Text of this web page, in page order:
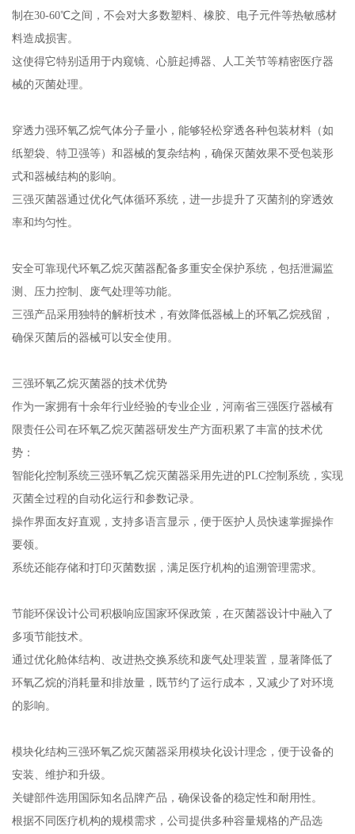
制在30-60℃之间，不会对大多数塑料、橡胶、电子元件等热敏感材
料造成损害。
这使得它特别适用于内窥镜、心脏起搏器、人工关节等精密医疗器
械的灭菌处理。
穿透力强环氧乙烷气体分子量小，能够轻松穿透各种包装材料（如
纸塑袋、特卫强等）和器械的复杂结构，确保灭菌效果不受包装形
式和器械结构的影响。
三强灭菌器通过优化气体循环系统，进一步提升了灭菌剂的穿透效
率和均匀性。
安全可靠现代环氧乙烷灭菌器配备多重安全保护系统，包括泄漏监
测、压力控制、废气处理等功能。
三强产品采用独特的解析技术，有效降低器械上的环氧乙烷残留，
确保灭菌后的器械可以安全使用。
三强环氧乙烷灭菌器的技术优势
作为一家拥有十余年行业经验的专业企业，河南省三强医疗器械有
限责任公司在环氧乙烷灭菌器研发生产方面积累了丰富的技术优
势：
智能化控制系统三强环氧乙烷灭菌器采用先进的PLC控制系统，实现
灭菌全过程的自动化运行和参数记录。
操作界面友好直观，支持多语言显示，便于医护人员快速掌握操作
要领。
系统还能存储和打印灭菌数据，满足医疗机构的追溯管理需求。
节能环保设计公司积极响应国家环保政策，在灭菌器设计中融入了
多项节能技术。
通过优化舱体结构、改进热交换系统和废气处理装置，显著降低了
环氧乙烷的消耗量和排放量，既节约了运行成本，又减少了对环境
的影响。
模块化结构三强环氧乙烷灭菌器采用模块化设计理念，便于设备的
安装、维护和升级。
关键部件选用国际知名品牌产品，确保设备的稳定性和耐用性。
根据不同医疗机构的规模需求，公司提供多种容量规格的产品选